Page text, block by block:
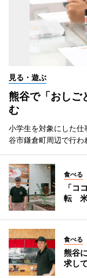
見る・遊ぶ
熊谷で「おし
む
小学生を対象にした仕
谷市鎌倉町周辺で行わ
食べる
「コ
転 米
食べる
熊谷
求して